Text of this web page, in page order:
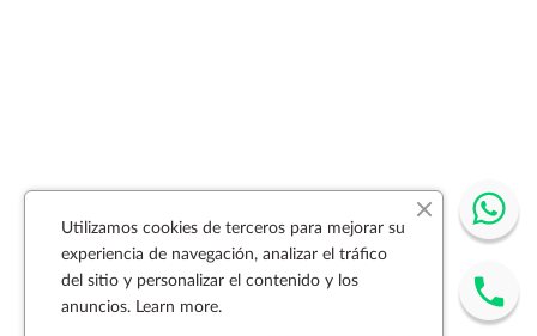
Utilizamos cookies de terceros para mejorar su
experiencia de navegación, analizar el tráfico
del sitio y personalizar el contenido y los
anuncios. Learn more.